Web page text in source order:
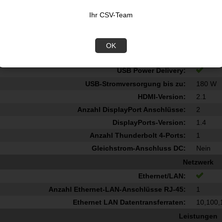
Ihr CSV-Team
OK
Mikrofon-Eingang:
3.2 Gen 2 3.1 Gen 2 Anzahl der Anschlüsse vom Typ A:
3.2 Gen 2 3.1 Gen 2 Anzahl der Anschlüsse vom Typ C:
USB Power Delivery:
USB-Stromversorgung bis zu:
180 W
HDMI-Version:
2.1
Anzahl DisplayPort Anschlüsse:
2
DisplayPorts-Version:
1.4
Anzahl Thunderbolt 4-Ports:
1
Gleichstrom-Anschluss DC:
Nein
Netzwerk
Ethernet/LAN:
Anzahl Ethernet-LAN-Anschlüsse RJ-45:
1
Ethernet LAN Datentransferraten:
Leistungen